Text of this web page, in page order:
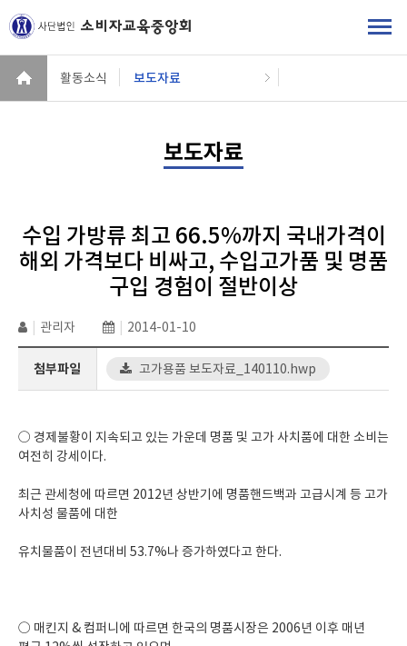
활동소식 보도자료
보도자료
수입 가방류 최고 66.5%까지 국내가격이
해외 가격보다 비싸고, 수입고가품 및 명품
구입 경험이 절반이상
관리자 2014-01-10
첨부파일 고가용품 보도자료_140110.hwp
○ 경제불황이 지속되고 있는 가운데 명품 및 고가 사치품에 대한 소비는
여전히 강세이다.
최근 관세청에 따르면 2012년 상반기에 명품핸드백과 고급시계 등 고가
사치성 물품에 대한
유치물품이 전년대비 53.7%나 증가하였다고 한다.
○ 매킨지 & 컴퍼니에 따르면 한국의 명품시장은 2006년 이후 매년